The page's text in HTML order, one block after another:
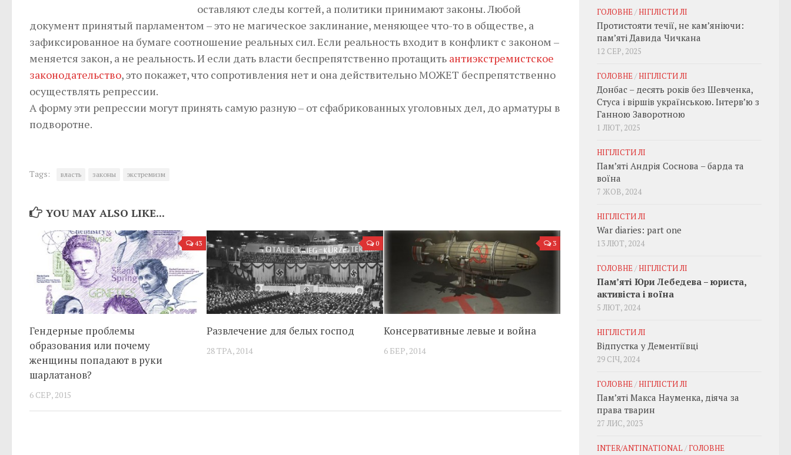
оставляют следы когтей, а политики принимают законы. Любой
документ принятый парламентом – это не магическое заклинание, меняющее что-то в обществе, а
зафиксированное на бумаге соотношение реальных сил. Если реальность входит в конфликт с законом –
меняется закон, а не реальность. И если дать власти беспрепятственно протащить антиэкстремистское
законодательство, это покажет, что сопротивления нет и она действительно МОЖЕТ беспрепятственно
осуществлять репрессии.
А форму эти репрессии могут принять самую разную – от сфабрикованных уголовных дел, до арматуры в
подворотне.
Tags: власть законы экстремизм
YOU MAY ALSO LIKE...
43
Гендерные проблемы
образования или почему
женщины попадают в руки
шарлатанов?
6 СЕР, 2015
0
Развлечение для белых господ
28 ТРА, 2014
3
Консервативные левые и война
6 БЕР, 2014
ГОЛОВНЕ/НІГІЛІСТИ ЛІ
Протистояти течії, не кам’яніючи:
пам’яті Давида Чичкана
12 СЕР, 2025
ГОЛОВНЕ/НІГІЛІСТИ ЛІ
Донбас – десять років без Шевченка,
Стуса і віршів українською. Інтерв’ю з
Ганною Заворотною
1 ЛЮТ, 2025
НІГІЛІСТИ ЛІ
Пам’яті Андрія Соснова – барда та
воїна
7 ЖОВ, 2024
НІГІЛІСТИ ЛІ
War diaries: part one
13 ЛЮТ, 2024
ГОЛОВНЕ/НІГІЛІСТИ ЛІ
Пам’яті Юри Лебедева – юриста,
активіста і воїна
5 ЛЮТ, 2024
НІГІЛІСТИ ЛІ
Відпустка у Дементіївці
29 СІЧ, 2024
ГОЛОВНЕ/НІГІЛІСТИ ЛІ
Пам’яті Макса Науменка, діяча за
права тварин
27 ЛИС, 2023
INTER/ANTINATIONAL/ГОЛОВНЕ